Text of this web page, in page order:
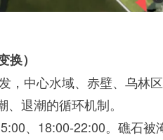
）
，中心水域、赤壁、乌林
退潮的循环机制。
、18:00-22:00。礁石